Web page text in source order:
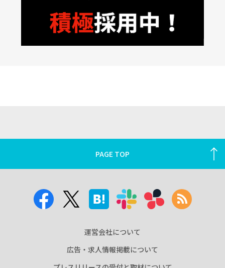
PAGE TOP
運営会社について
広告・求人情報掲載について